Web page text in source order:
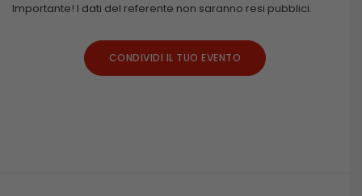
Importante! I dati del referente non saranno resi pubblici.
CONDIVIDI IL TUO EVENTO